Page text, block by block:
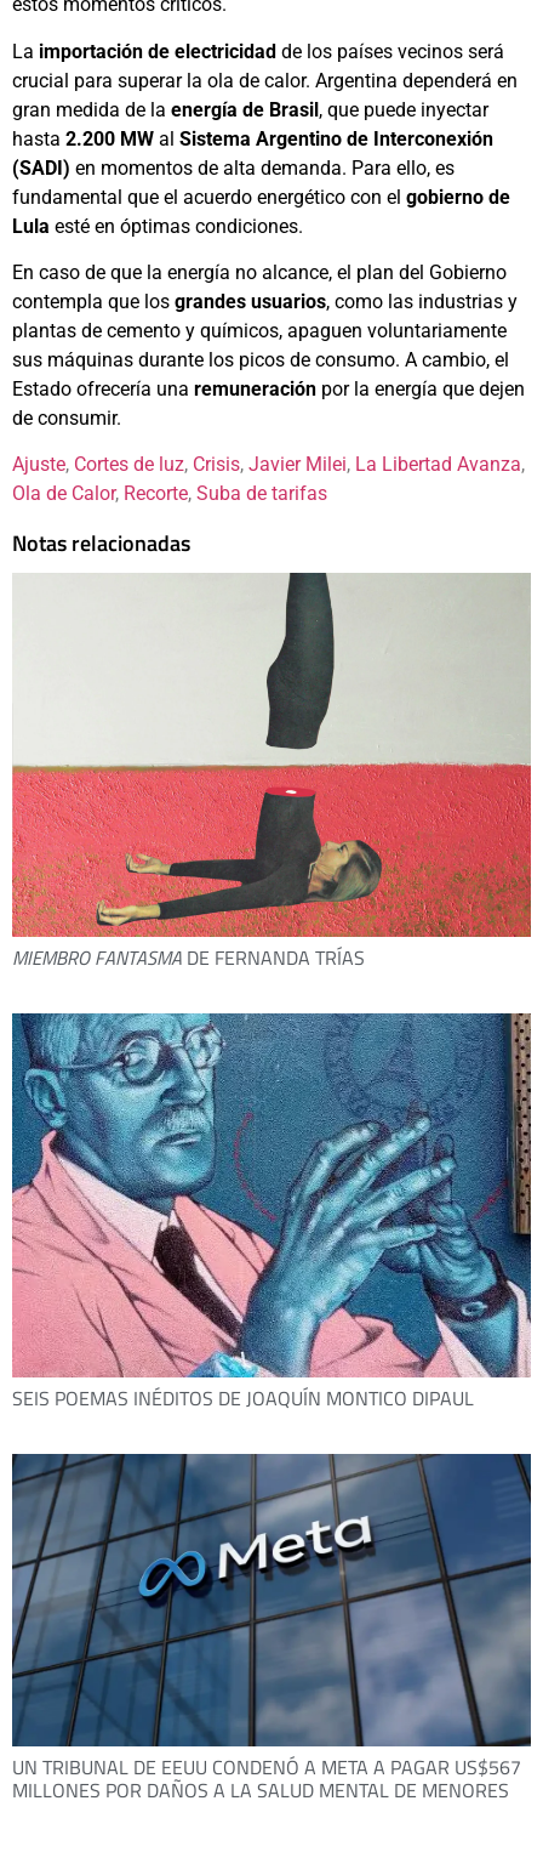
La importación de electricidad de los países vecinos será
crucial para superar la ola de calor. Argentina dependerá en
gran medida de la energía de Brasil, que puede inyectar
hasta 2.200 MW al Sistema Argentino de Interconexión
(SADI) en momentos de alta demanda. Para ello, es
fundamental que el acuerdo energético con el gobierno de
Lula esté en óptimas condiciones.
En caso de que la energía no alcance, el plan del Gobierno
contempla que los grandes usuarios, como las industrias y
plantas de cemento y químicos, apaguen voluntariamente
sus máquinas durante los picos de consumo. A cambio, el
Estado ofrecería una remuneración por la energía que dejen
de consumir.
Ajuste, Cortes de luz, Crisis, Javier Milei, La Libertad Avanza
Ola de Calor, Recorte, Suba de tarifas
Notas relacionadas
MIEMBRO FANTASMA DE FERNANDA TRÍAS
SEIS POEMAS INÉDITOS DE JOAQUÍN MONTICO DIPAUL
UN TRIBUNAL DE EEUU CONDENÓ A META A PAGAR US$567
MILLONES POR DAÑOS A LA SALUD MENTAL DE MENORES